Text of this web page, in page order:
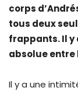
corps
tous deux
frappants. Il y
absolue
Il y a une